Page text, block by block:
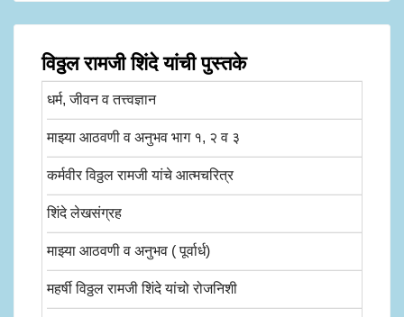
विठ्ठल रामजी शिंदे यांची पुस्तके
धर्म, जीवन व तत्त्वज्ञान
माझ्या आठवणी व अनुभव भाग १, २ व ३
कर्मवीर विठ्ठल रामजी यांचे आत्मचरित्र
शिंदे लेखसंग्रह
माझ्या आठवणी व अनुभव ( पूर्वार्ध)
महर्षी विठ्ठल रामजी शिंदे यांचो रोजनिशी